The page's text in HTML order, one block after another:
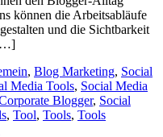
können die Arbeitsabläufe
und die Sichtbarkeit
, Blog Marketing, Social
Media Tools, Social Media
Blogger, Social
, Tool, Tools, Tools